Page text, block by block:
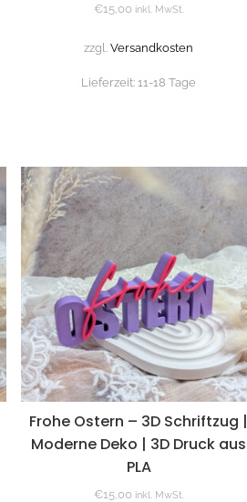
€15,00 inkl. MwSt.
zzgl.Versandkosten
Lieferzeit:11-18 Tage
Frohe Ostern – 3D Schriftzug |
Moderne Deko | 3D Druck aus
PLA
€15,00 inkl. MwSt.